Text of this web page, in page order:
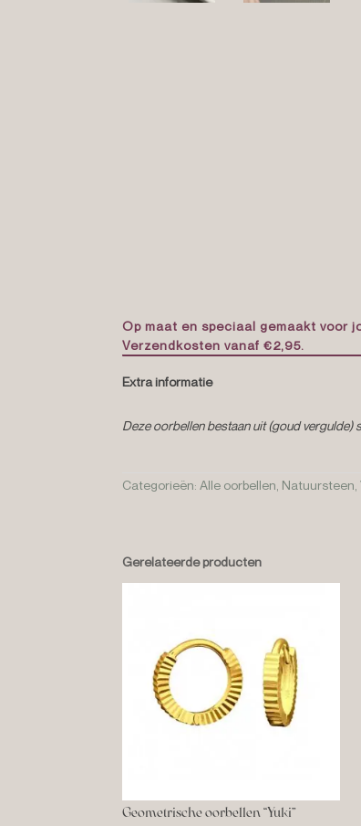
Op maat en speciaal gemaakt voor
Verzendkosten vanaf €2,95.
Extra informatie
Deze oorbellen bestaan uit (goud vergulde)
Categorieën:Alle oorbellen Natuursteen ,
Gerelateerde producten
Geometrische oorbellen “Yuki”